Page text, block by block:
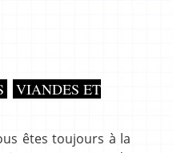
VIANDES ET
êtes toujours à la